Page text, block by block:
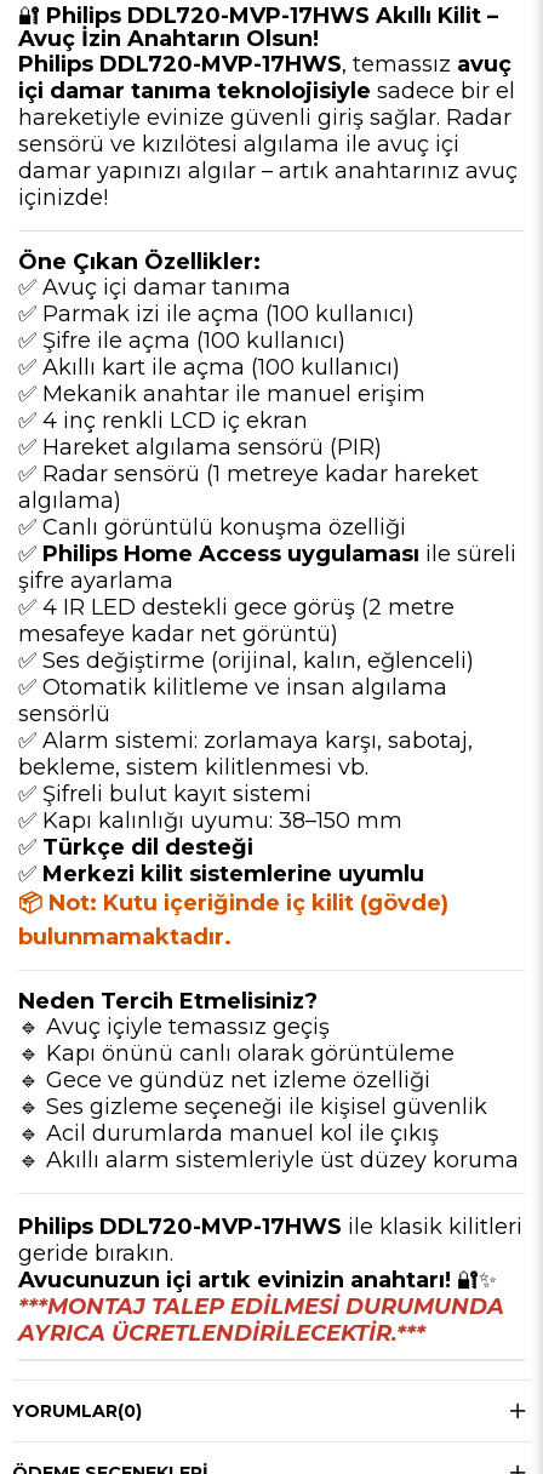
🔐 Philips DDL720-MVP-17HWS Akıllı Kilit –
Avuç İzin Anahtarın Olsun!
Philips DDL720-MVP-17HWS, temassız avuç
içi damar tanıma teknolojisiyle sadece bir el
hareketiyle evinize güvenli giriş sağlar. Radar
sensörü ve kızılötesi algılama ile avuç içi
damar yapınızı algılar – artık anahtarınız avuç
içinizde!
Öne Çıkan Özellikler:
✅ Avuç içi damar tanıma
✅ Parmak izi ile açma (100 kullanıcı)
✅ Şifre ile açma (100 kullanıcı)
✅ Akıllı kart ile açma (100 kullanıcı)
✅ Mekanik anahtar ile manuel erişim
✅ 4 inç renkli LCD iç ekran
✅ Hareket algılama sensörü (PIR)
✅ Radar sensörü (1 metreye kadar hareket
algılama)
✅ Canlı görüntülü konuşma özelliği
✅ Philips Home Access uygulaması ile süreli
şifre ayarlama
✅ 4 IR LED destekli gece görüş (2 metre
mesafeye kadar net görüntü)
✅ Ses değiştirme (orijinal, kalın, eğlenceli)
✅ Otomatik kilitleme ve insan algılama
sensörlü
✅ Alarm sistemi: zorlamaya karşı, sabotaj,
bekleme, sistem kilitlenmesi vb.
✅ Şifreli bulut kayıt sistemi
✅ Kapı kalınlığı uyumu: 38–150 mm
✅ Türkçe dil desteği
✅ Merkezi kilit sistemlerine uyumlu
📦 Not: Kutu içeriğinde iç kilit (gövde)
bulunmamaktadır.
Neden Tercih Etmelisiniz?
🔹 Avuç içiyle temassız geçiş
🔹 Kapı önünü canlı olarak görüntüleme
🔹 Gece ve gündüz net izleme özelliği
🔹 Ses gizleme seçeneği ile kişisel güvenlik
🔹 Acil durumlarda manuel kol ile çıkış
🔹 Akıllı alarm sistemleriyle üst düzey koruma
Philips DDL720-MVP-17HWS ile klasik kilitleri
geride bırakın.
Avucunuzun içi artık evinizin anahtarı! 🔐✨
***MONTAJ TALEP EDİLMESİ DURUMUNDA
AYRICA ÜCRETLENDİRİLECEKTİR.***
YORUMLAR(0)